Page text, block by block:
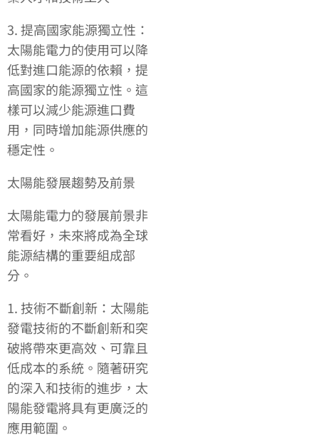
3. 提高國家能源獨立性：
太陽能電力的使用可以降
低對進口能源的依賴，提
高國家的能源獨立性。這
樣可以減少能源進口費
用，同時增加能源供應的
穩定性。
太陽能發展趨勢及前景
太陽能電力的發展前景非
常看好，未來將成為全球
能源結構的重要組成部
分。
1. 技術不斷創新：太陽能
發電技術的不斷創新和突
破將帶來更高效、可靠且
低成本的系統。隨著研究
的深入和技術的進步，太
陽能發電將具有更廣泛的
應用範圍。